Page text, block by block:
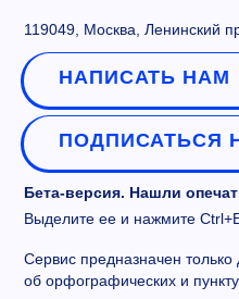
119049, Москва, Ленинский
НАПИСАТЬ НАМ
ПОДПИСАТЬСЯ
Бета-версия. Нашли
Выделите ее и нажмите
Сервис предназначен
об орфографических и